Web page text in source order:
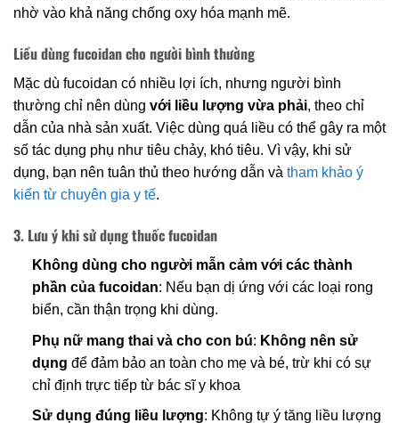
nhờ vào khả năng chống oxy hóa mạnh mẽ.
Liều dùng fucoidan cho người bình thường
Mặc dù fucoidan có nhiều lợi ích, nhưng người bình
thường chỉ nên dùng với liều lượng vừa phải, theo chỉ
dẫn của nhà sản xuất. Việc dùng quá liều có thể gây ra một
số tác dụng phụ như tiêu chảy, khó tiêu. Vì vậy, khi sử
dụng, bạn nên tuân thủ theo hướng dẫn và tham khảo ý
kiến từ chuyên gia y tế.
3. Lưu ý khi sử dụng thuốc fucoidan
Không dùng cho người mẫn cảm với các thành
phần của fucoidan: Nếu bạn dị ứng với các loại rong
biển, cần thận trọng khi dùng.
Phụ nữ mang thai và cho con bú: Không nên sử
dụng để đảm bảo an toàn cho mẹ và bé, trừ khi có sự
chỉ định trực tiếp từ bác sĩ y khoa
Sử dụng đúng liều lượng: Không tự ý tăng liều lượng